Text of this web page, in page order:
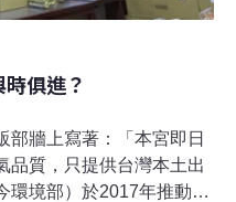
俱進？
部牆上寫著：「本宮即日
品質，只提供台灣本土出
環境部）於2017年推動減